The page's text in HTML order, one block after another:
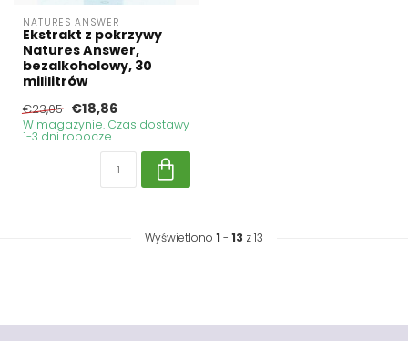
NATURES ANSWER
Ekstrakt z pokrzywy
Natures Answer,
bezalkoholowy, 30
mililitrów
€23,05 €18,86
W magazynie. Czas dostawy
1-3 dni robocze
Wyświetlono 1 - 13 z 13